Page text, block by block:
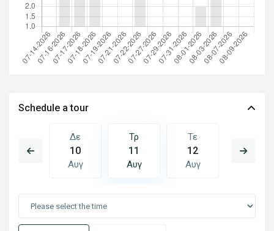
Schedule a tour
Δε
10
Αυγ
Τρ
11
Αυγ
Τε
12
Αυγ
13